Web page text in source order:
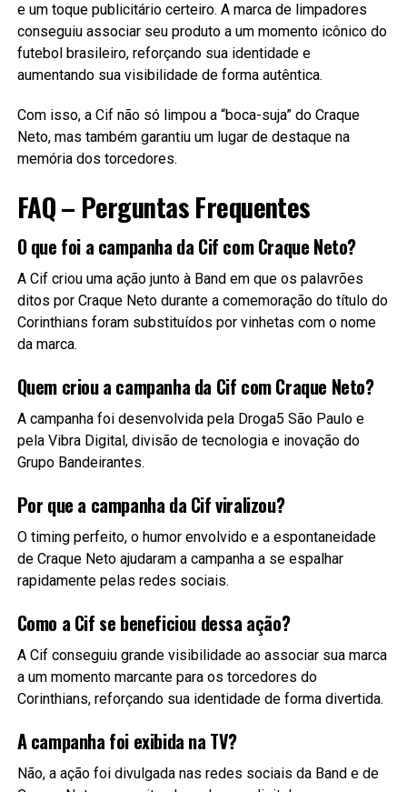
e um toque publicitário certeiro. A marca de limpadores
conseguiu associar seu produto a um momento icônico do
futebol brasileiro, reforçando sua identidade e
aumentando sua visibilidade de forma autêntica.
Com isso, a Cif não só limpou a “boca-suja” do Craque
Neto, mas também garantiu um lugar de destaque na
memória dos torcedores.
FAQ – Perguntas Frequentes
O que foi a campanha da Cif com Craque Neto?
A Cif criou uma ação junto à Band em que os palavrões
ditos por Craque Neto durante a comemoração do título do
Corinthians foram substituídos por vinhetas com o nome
da marca.
Quem criou a campanha da Cif com Craque Neto?
A campanha foi desenvolvida pela Droga5 São Paulo e
pela Vibra Digital, divisão de tecnologia e inovação do
Grupo Bandeirantes.
Por que a campanha da Cif viralizou?
O timing perfeito, o humor envolvido e a espontaneidade
de Craque Neto ajudaram a campanha a se espalhar
rapidamente pelas redes sociais.
Como a Cif se beneficiou dessa ação?
A Cif conseguiu grande visibilidade ao associar sua marca
a um momento marcante para os torcedores do
Corinthians, reforçando sua identidade de forma divertida.
A campanha foi exibida na TV?
Não, a ação foi divulgada nas redes sociais da Band e de